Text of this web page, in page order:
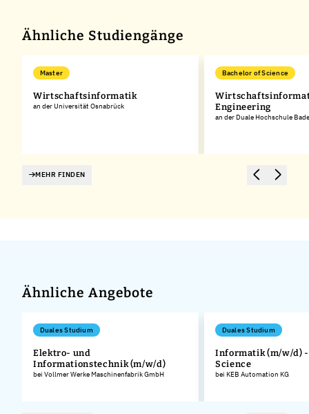
Ähnliche Studiengänge
Master
Wirtschaftsinformatik
an der Universität Osnabrück
Bachelor of Science
Engineering
an der Duale Hochschule
MEHR FINDEN
Ähnliche Angebote
Duales Studium
Elektro- und
Informationstechnik (m/w/d)
bei Vollmer Werke Maschinenfabrik GmbH
Duales Studium
Informatik (m/w/d) -
Science
bei KEB Automation KG